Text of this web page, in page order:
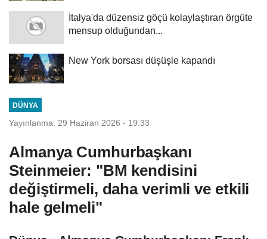
İtalya'da düzensiz göçü kolaylaştıran örgüte
mensup olduğundan...
New York borsası düşüşle kapandı
DÜNYA
Yayınlanma: 29 Haziran 2026 - 19:33
Almanya Cumhurbaşkanı
Steinmeier: "BM kendisini
değiştirmeli, daha verimli ve etkili
hale gelmeli"